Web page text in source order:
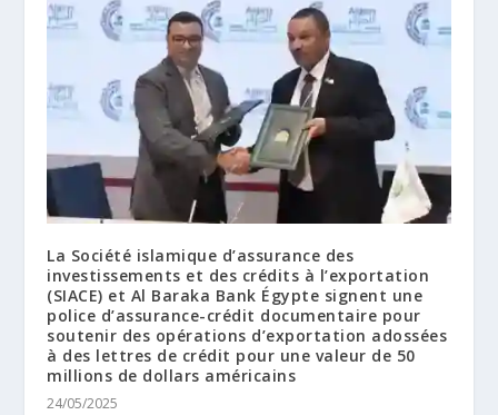
La Société islamique d’assurance des
investissements et des crédits à l’exportation
(SIACE) et Al Baraka Bank Égypte signent une
police d’assurance-crédit documentaire pour
soutenir des opérations d’exportation adossées
à des lettres de crédit pour une valeur de 50
millions de dollars américains
24/05/2025